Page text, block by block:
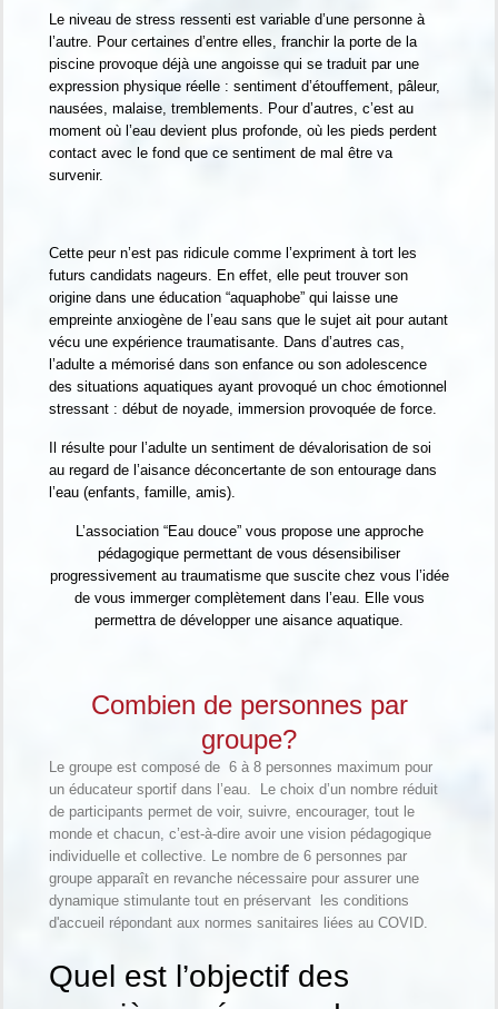
Le niveau de stress ressenti est variable d’une personne à
l’autre. Pour certaines d’entre elles, franchir la porte de la
piscine provoque déjà une angoisse qui se traduit par une
expression physique réelle : sentiment d’étouffement, pâleur,
nausées, malaise, tremblements. Pour d’autres, c’est au
moment où l’eau devient plus profonde, où les pieds perdent
contact avec le fond que ce sentiment de mal être va
survenir.
Cette peur n’est pas ridicule comme l’expriment à tort les
futurs candidats nageurs. En effet, elle peut trouver son
origine dans une éducation “aquaphobe” qui laisse une
empreinte anxiogène de l’eau sans que le sujet ait pour autant
vécu une expérience traumatisante. Dans d’autres cas,
l’adulte a mémorisé dans son enfance ou son adolescence
des situations aquatiques ayant provoqué un choc émotionnel
stressant : début de noyade, immersion provoquée de force.
Il résulte pour l’adulte un sentiment de dévalorisation de soi
au regard de l’aisance déconcertante de son entourage dans
l’eau (enfants, famille, amis).
L’association “Eau douce” vous propose une approche
pédagogique permettant de vous désensibiliser
progressivement au traumatisme que suscite chez vous l’idée
de vous immerger complètement dans l’eau. Elle vous
permettra de développer une aisance aquatique.
Combien de personnes par
groupe?
Le groupe est composé de 6 à 8 personnes maximum pour
un éducateur sportif dans l’eau. Le choix d’un nombre réduit
de participants permet de voir, suivre, encourager, tout le
monde et chacun, c’est-à-dire avoir une vision pédagogique
individuelle et collective. Le nombre de 6 personnes par
groupe apparaît en revanche nécessaire pour assurer une
dynamique stimulante tout en préservant les conditions
d'accueil répondant aux normes sanitaires liées au COVID.
Quel est l’objectif des